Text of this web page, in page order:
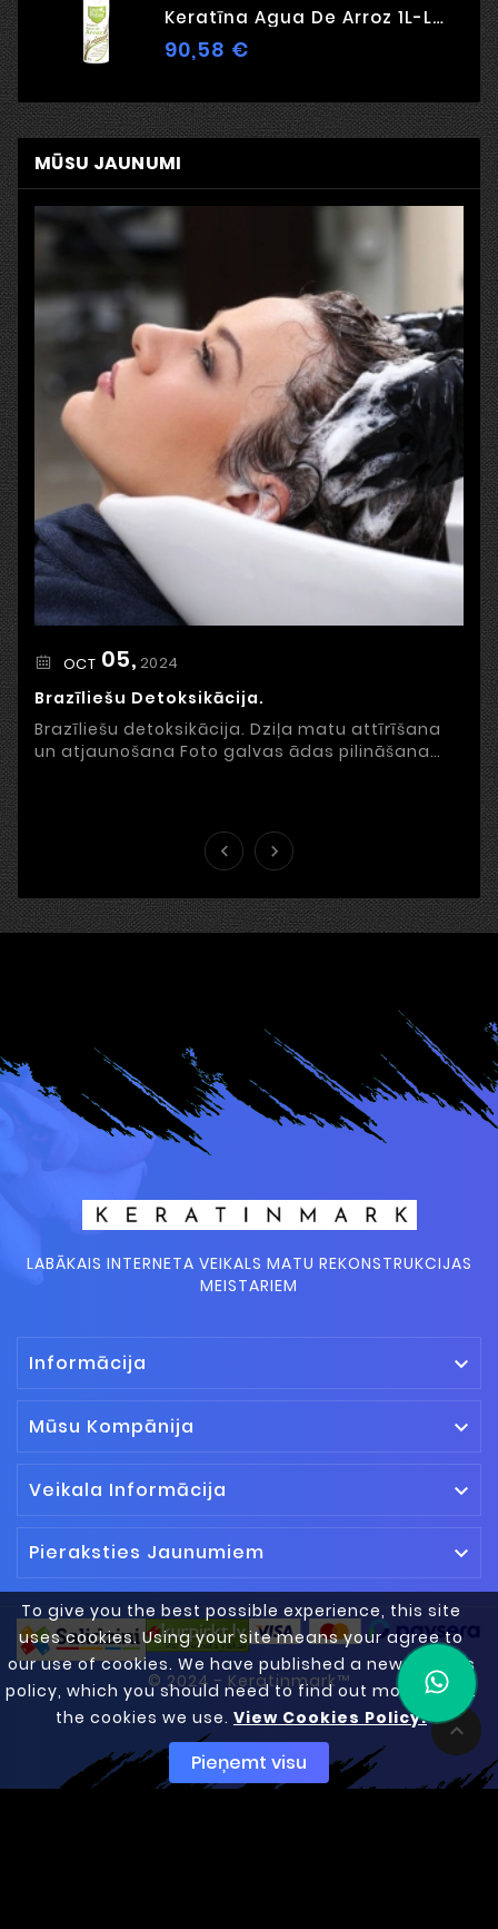
To give you the best possible experience, this site
uses cookies. Using your site means your agree to
our use of cookies. We have published a new cookies
policy, which you should need to find out more about
the cookies we use. View Cookies Policy.
Pieņemt visu
Keratīna Agua De Arroz 1L-Love Potion
90,58 €Cena
MŪSU JAUNUMI
OCT 05, 2024
Brazīliešu Detoksikācija.
Brazīliešu detoksikācija. Dziļa matu attīrīšana
un atjaunošana Foto galvas ādas pilināšana


LABĀKAIS INTERNETA VEIKALS MATU REKONSTRUKCIJAS
MEISTARIEM
Informācija 
Mūsu Kompānija 
Veikala Informācija 
Pieraksties Jaunumiem 

© 2024 - Keratinmark™